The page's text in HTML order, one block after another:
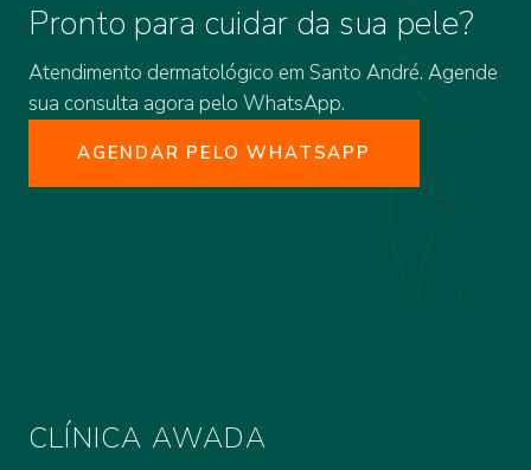
Pronto para cuidar da sua pele?
Atendimento dermatológico em Santo André. Agende
sua consulta agora pelo WhatsApp.
AGENDAR PELO WHATSAPP
CLÍNICA AWADA